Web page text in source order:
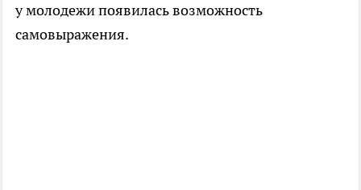
у молодежи появилась возможность
самовыражения.